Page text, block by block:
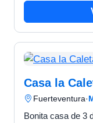
Casa la
Fuerteventura·
Bonita casa de 3